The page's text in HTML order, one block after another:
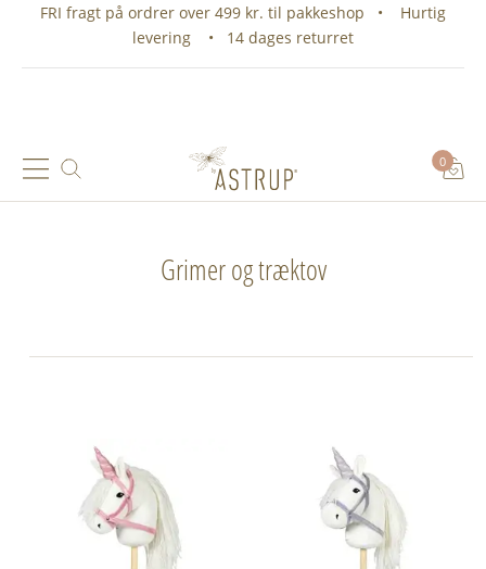
FRI fragt på ordrer over 499 kr. til pakkeshop • Hurtig
levering • 14 dages returret
0
Grimer og træktov